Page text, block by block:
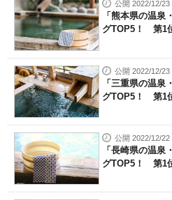
公開 2022/12/23
「熊本県の温泉
グTOP5！ 第1
公開 2022/12/23
「三重県の温泉
グTOP5！ 第1
公開 2022/12/22
「長崎県の温泉
グTOP5！ 第1